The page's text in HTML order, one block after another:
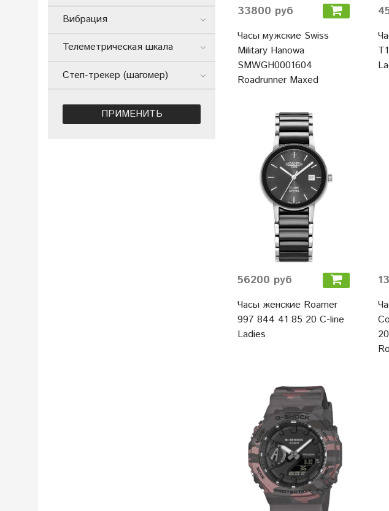
33800 руб
Часы мужские Swiss
Military Hanowa
SMWGH0001604
Roadrunner Maxed
56200 руб
Часы женские Roamer
997 844 41 85 20 C-line
Ladies
Вибрация
Телеметрическая шкала
Степ-трекер (шагомер)
ПРИМЕНИТЬ